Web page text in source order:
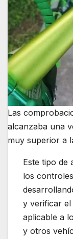
Las
alcanzaba una
muy superior a
Este tipo de
los
y verificar el
aplicable a
y otros